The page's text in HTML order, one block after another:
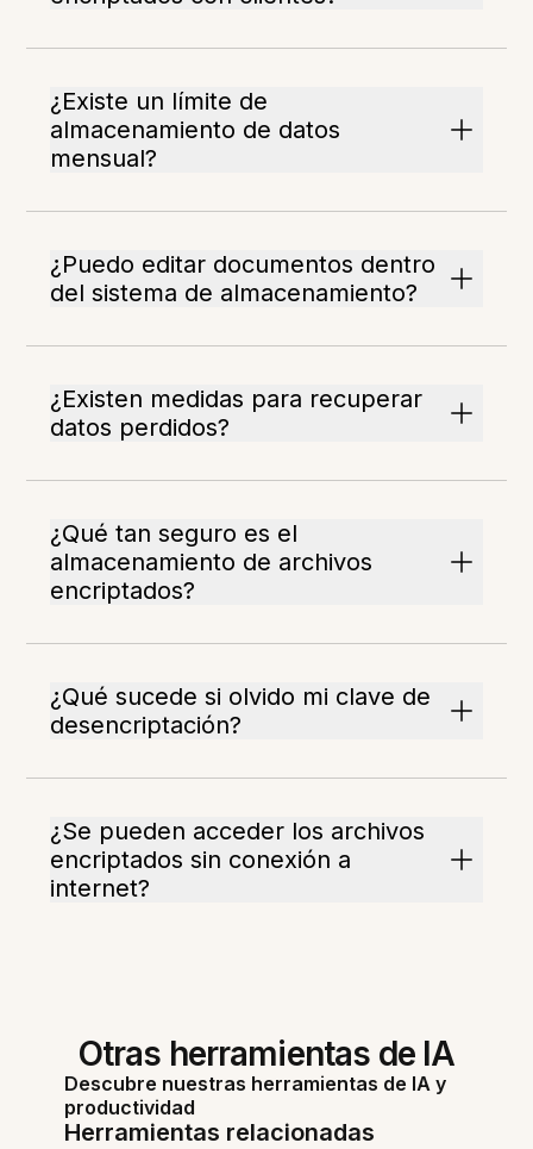
¿Existe un límite de
almacenamiento de datos
mensual?
¿Puedo editar documentos dentro
del sistema de almacenamiento?
¿Existen medidas para recuperar
datos perdidos?
¿Qué tan seguro es el
almacenamiento de archivos
encriptados?
¿Qué sucede si olvido mi clave de
desencriptación?
¿Se pueden acceder los archivos
encriptados sin conexión a
internet?
Otras herramientas de IA
Descubre nuestras herramientas de IA y
productividad
Herramientas relacionadas